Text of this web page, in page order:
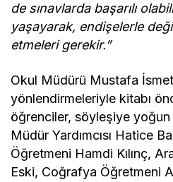
de sınavlarda başarılı
yaşayarak, endişelerle
etmeleri gerekir.”
Okul Müdürü Mustafa İsmet
yönlendirmeleriyle kitabı
öğrenciler, söyleşiye
Müdür Yardımcısı Hatice
Öğretmeni Hamdi Kılınç,
Eski, Coğrafya Öğretmeni